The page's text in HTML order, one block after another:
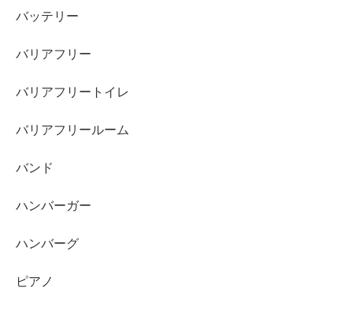
バッテリー
バリアフリー
バリアフリートイレ
バリアフリールーム
バンド
ハンバーガー
ハンバーグ
ピアノ